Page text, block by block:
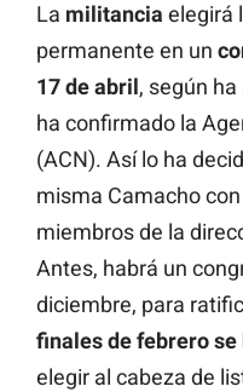
La militancia elegirá
permanente en un
17 de abril, según
ha confirmado la
(ACN). Así lo ha
misma Camacho
miembros de la
Antes, habrá un
diciembre, para
finales de febrero
elegir al cabeza de